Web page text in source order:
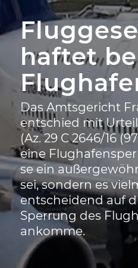
haftet
Das Amtsgericht
entschied mit Urteil
(Az. 29 C 2646/16
eine
se ein
sei, sondern es
entscheidend auf
Sperrung des
ankomme.